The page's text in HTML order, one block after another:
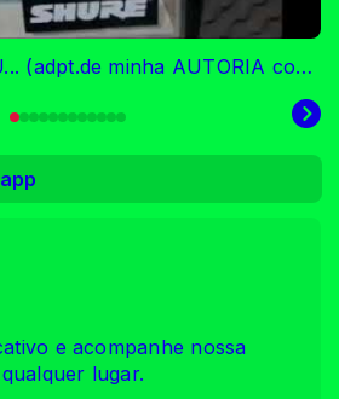
VENCENDO ESTOU... (adpt.de minha AUTORIA com ROBERTO RAMALHO)
e acompanhe nossa
lugar.